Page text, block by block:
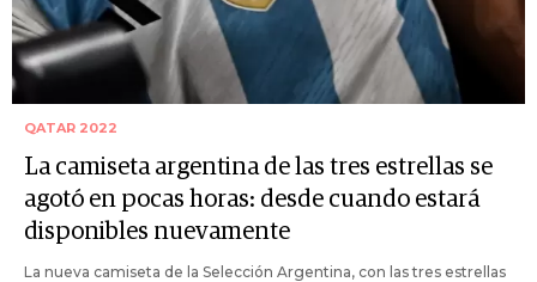
QATAR 2022
La camiseta argentina de las tres estrellas se
agotó en pocas horas: desde cuando estará
disponibles nuevamente
La nueva camiseta de la Selección Argentina, con las tres estrellas